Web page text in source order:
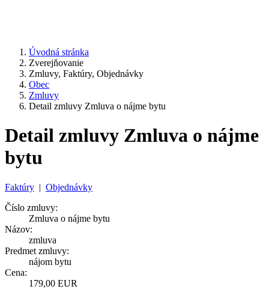
Úvodná stránka
Zverejňovanie
Zmluvy, Faktúry, Objednávky
Obec
Zmluvy
Detail zmluvy Zmluva o nájme bytu
Detail zmluvy Zmluva o nájme
bytu
Faktúry | Objednávky
Číslo zmluvy:
Zmluva o nájme bytu
Názov:
zmluva
Predmet zmluvy:
nájom bytu
Cena:
179,00 EUR